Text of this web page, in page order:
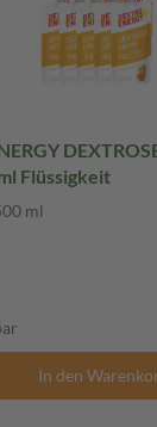
Flüssigkeit
ml
In den